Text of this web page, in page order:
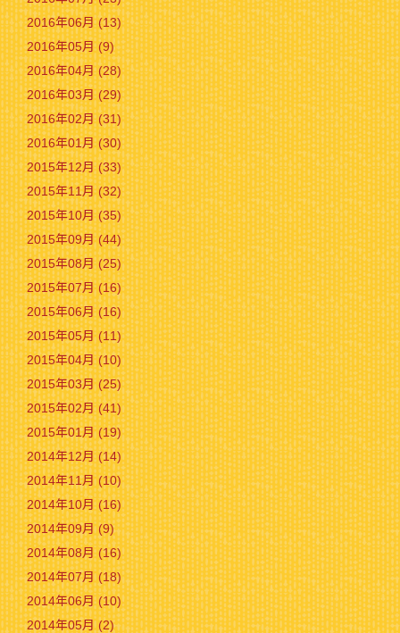
2016年06月 (13)
2016年05月 (9)
2016年04月 (28)
2016年03月 (29)
2016年02月 (31)
2016年01月 (30)
2015年12月 (33)
2015年11月 (32)
2015年10月 (35)
2015年09月 (44)
2015年08月 (25)
2015年07月 (16)
2015年06月 (16)
2015年05月 (11)
2015年04月 (10)
2015年03月 (25)
2015年02月 (41)
2015年01月 (19)
2014年12月 (14)
2014年11月 (10)
2014年10月 (16)
2014年09月 (9)
2014年08月 (16)
2014年07月 (18)
2014年06月 (10)
2014年05月 (2)